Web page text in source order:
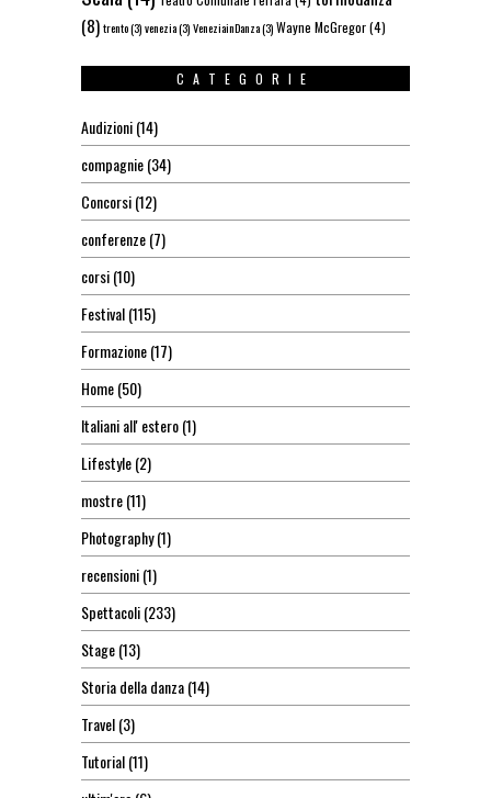
(8)trento(3)venezia(3)VeneziainDanza(3)Wayne McGregor(4)
CATEGORIE
Audizioni(14)
compagnie(34)
Concorsi(12)
conferenze(7)
corsi(10)
Festival(115)
Formazione(17)
Home(50)
Italiani all' estero(1)
Lifestyle(2)
mostre(11)
Photography(1)
recensioni(1)
Spettacoli(233)
Stage(13)
Storia della danza(14)
Travel(3)
Tutorial(11)